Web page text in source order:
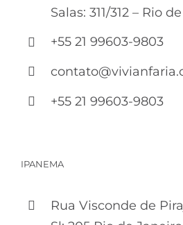
Salas: 311/312 – Rio
+55 21 99603-9803
+55 21 99603-9803
IPANEMA
Rua Visconde de